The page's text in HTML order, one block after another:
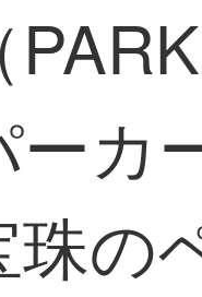
カ
の